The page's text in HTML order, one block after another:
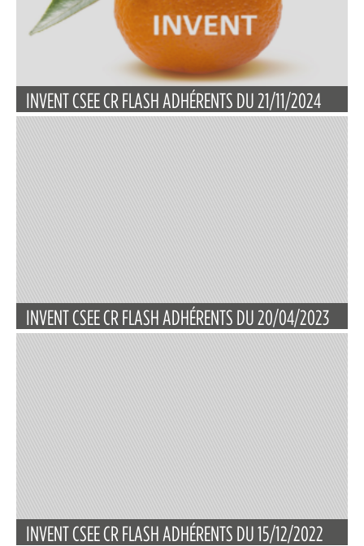
INVENT CSEE CR FLASH ADHÉRENTS DU 21/11/2024
INVENT CSEE CR FLASH ADHÉRENTS DU 20/04/2023
INVENT CSEE CR FLASH ADHÉRENTS DU 15/12/2022